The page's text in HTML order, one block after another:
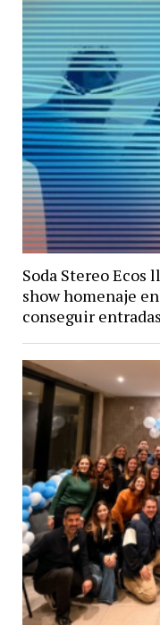
Soda Stereo Ecos
show homenaje
conseguir entradas